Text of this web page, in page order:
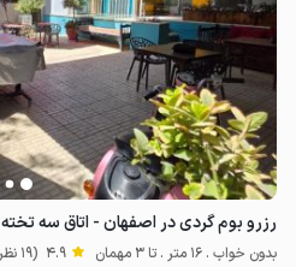
رزرو بوم گردی در اصفهان - اتاق سه تخته
بدون خواب . 16 متر . تا 3 مهمان 4.9 (19 نظر)